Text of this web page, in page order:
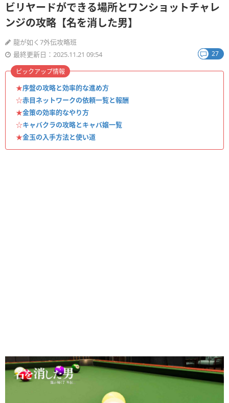
ビリヤードができる場所とワンショットチャレ
ンジの攻略【名を消した男】
龍が如く7外伝攻略班
最終更新日：2025.11.21 09:54
27
★序盤の攻略と効率的な進め方
☆赤目ネットワークの依頼一覧と報酬
★金策の効率的なやり方
☆キャバクラの攻略とキャバ嬢一覧
★金玉の入手方法と使い道
ピックアップ情報